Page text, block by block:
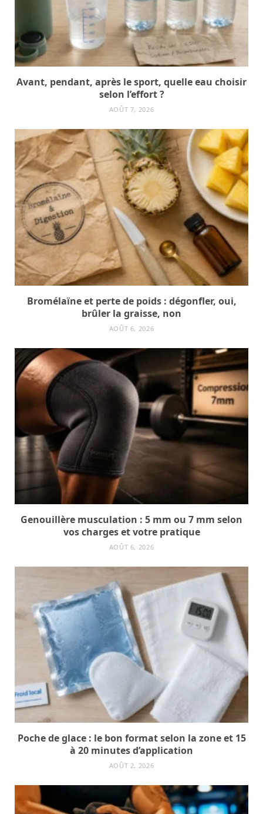
Avant, pendant, après le sport, quelle eau choisir
selon l’effort ?
AOÛT 7, 2026
Bromélaïne et perte de poids : dégonfler, oui,
brûler la graisse, non
AOÛT 6, 2026
Genouillère musculation : 5 mm ou 7 mm selon
vos charges et votre pratique
AOÛT 6, 2026
Poche de glace : le bon format selon la zone et 15
à 20 minutes d’application
AOÛT 2, 2026